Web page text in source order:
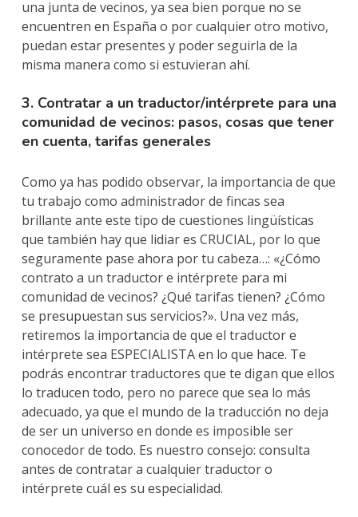
una junta de vecinos, ya sea bien porque no se
encuentren en España o por cualquier otro motivo,
puedan estar presentes y poder seguirla de la
misma manera como si estuvieran ahí.
3. Contratar a un traductor/intérprete para una
comunidad de vecinos: pasos, cosas que tener
en cuenta, tarifas generales
Como ya has podido observar, la importancia de que
tu trabajo como administrador de fincas sea
brillante ante este tipo de cuestiones lingüísticas
que también hay que lidiar es CRUCIAL, por lo que
seguramente pase ahora por tu cabeza…: «¿Cómo
contrato a un traductor e intérprete para mi
comunidad de vecinos? ¿Qué tarifas tienen? ¿Cómo
se presupuestan sus servicios?». Una vez más,
retiremos la importancia de que el traductor e
intérprete sea ESPECIALISTA en lo que hace. Te
podrás encontrar traductores que te digan que ellos
lo traducen todo, pero no parece que sea lo más
adecuado, ya que el mundo de la traducción no deja
de ser un universo en donde es imposible ser
conocedor de todo. Es nuestro consejo: consulta
antes de contratar a cualquier traductor o
intérprete cuál es su especialidad.